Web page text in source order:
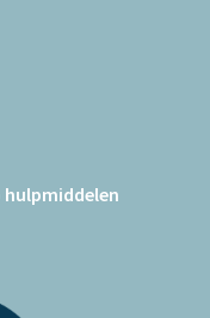
hulpmiddelen